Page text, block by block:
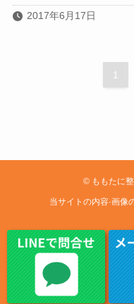
2017年6月17日
1
©ももたに
当サイトの内容·画像